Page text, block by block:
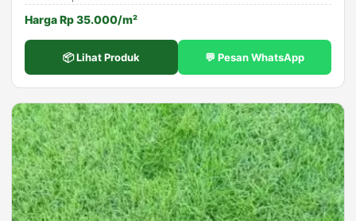
Harga Rp 35.000/m²
📦 Lihat Produk 💬 Pesan WhatsApp